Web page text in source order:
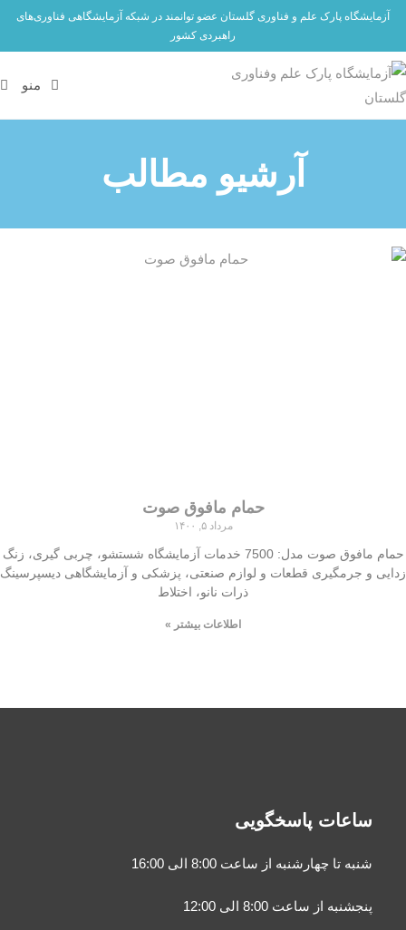
آزمایشگاه پارک علم و فناوری گلستان عضو توانمند در شبکه آزمایشگاهی فناوری‌های
راهبردی کشور
منو
آرشیو مطالب
حمام مافوق صوت
مرداد ۵, ۱۴۰۰
حمام مافوق صوت مدل: 7500 خدمات آزمایشگاه شستشو، چربی گیری، زنگ
زدایی و جرمگیری قطعات و لوازم صنعتی، پزشکی و آزمایشگاهی دیسپرسینگ
ذرات نانو، اختلاط
اطلاعات بیشتر »
ساعات پاسخگویی
شنبه تا چهارشنبه از ساعت 8:00 الی 16:00
پنجشنبه از ساعت 8:00 الی 12:00